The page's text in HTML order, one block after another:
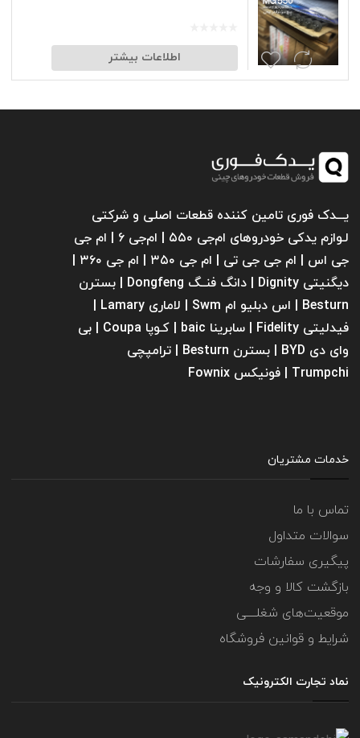
اطلاعات بیشتر
یـــدک فوری تامین کننده قطعات اصلی و شرکتی
لـوازم یدکی خودروهای ام‌جی ۵۵۰ | ام‌جی ۶ | ام جی
دیگنیتی Dignity | دانگ فنــگ Dongfeng | بسترن
فیدلیتی Fidelity | سابرینا ‌baic | کـوپا Coupa | بی
وای دی BYD | بسترن Besturn | ترامپچی
Trumpchi | فونیکس Fownix
خدمات مشتریان
تماس با ما
سوالات متداول
پیگیری سفارشات
بازگشت کالا و وجه
موقعیت‌های شغلــــی
شرایط و قوانین فروشگاه
نماد تجارت الکترونیک